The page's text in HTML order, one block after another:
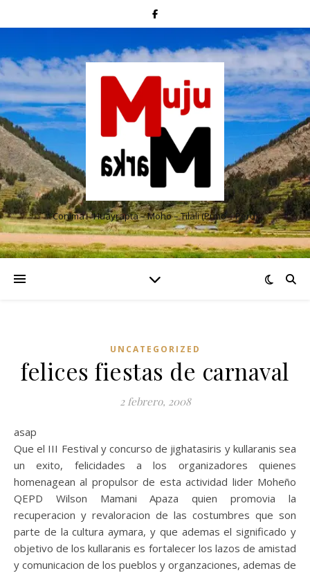
Conima – Huayrapta – Moho – Tilali (Puno – Perú)
UNCATEGORIZED
felices fiestas de carnaval
2 febrero, 2008
asap
Que el III Festival y concurso de jighatasiris y kullaranis sea
un exito, felicidades a los organizadores quienes
homenagean al propulsor de esta actividad lider Moheño
QEPD Wilson Mamani Apaza quien promovia la
recuperacion y revaloracion de las costumbres que son
parte de la cultura aymara, y que ademas el significado y
objetivo de los kullaranis es fortalecer los lazos de amistad
y comunicacion de los pueblos y organzaciones, ademas de